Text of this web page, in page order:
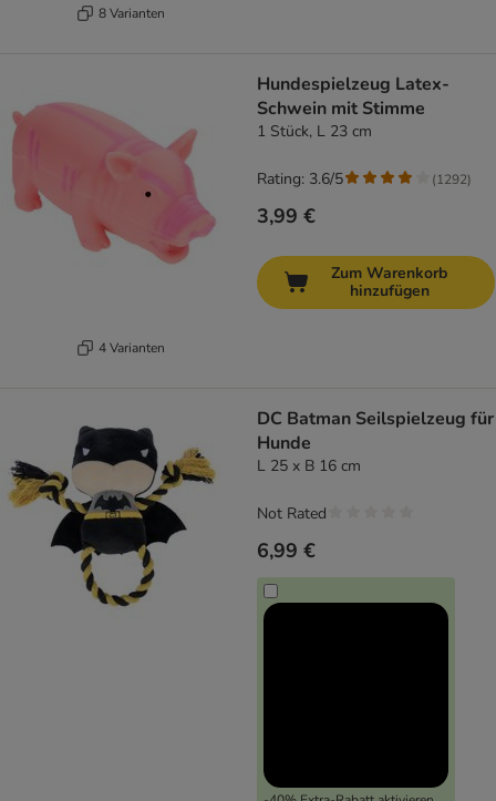
8 Varianten
4 Varianten
Hundespielzeug Latex-
Schwein mit Stimme
1 Stück, L 23 cm
3,99 €
Rating: 3.6/5 (1292)
Zum Warenkorb
hinzufügen
DC Batman Seilspielzeug für
Hunde
L 25 x B 16 cm
6,99 €
Not Rated